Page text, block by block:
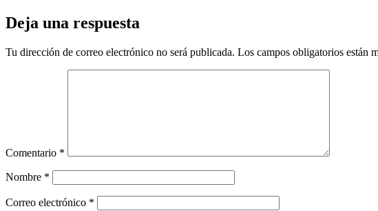
Deja una respuesta
Tu dirección de correo electrónico no será publicada. Los campos obligatorios están
Comentario *
Nombre *
Correo electrónico *